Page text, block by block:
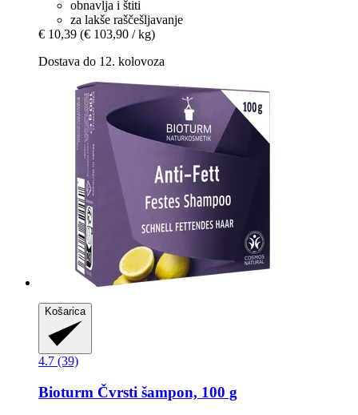
obnavlja i štiti
za lakše raščešljavanje
€ 10,39 (€ 103,90 / kg)
Dostava do 12. kolovoza
Košarica
4.7 (39)
Bioturm Čvrsti šampon, 100 g